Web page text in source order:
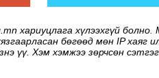
хариуцлага хүлээхгүй
бөгөөд мөн IP хаяг
үү. Хэм хэмжээ зөрчсөн